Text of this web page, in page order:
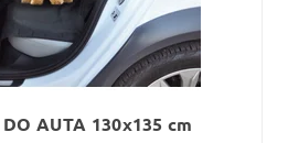
AUTA 130x135 cm